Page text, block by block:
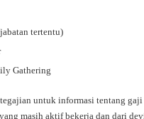
tertentu)
Gathering
untuk informasi tentang
masih aktif bekerja dan dari